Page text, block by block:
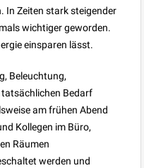
In Zeiten stark steigender
wichtiger geworden.
einsparen lässt.
Beleuchtung,
Bedarf
am frühen Abend
Kollegen im Büro,
Räumen
werden und